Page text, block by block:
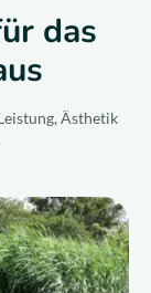
das
Ästhetik